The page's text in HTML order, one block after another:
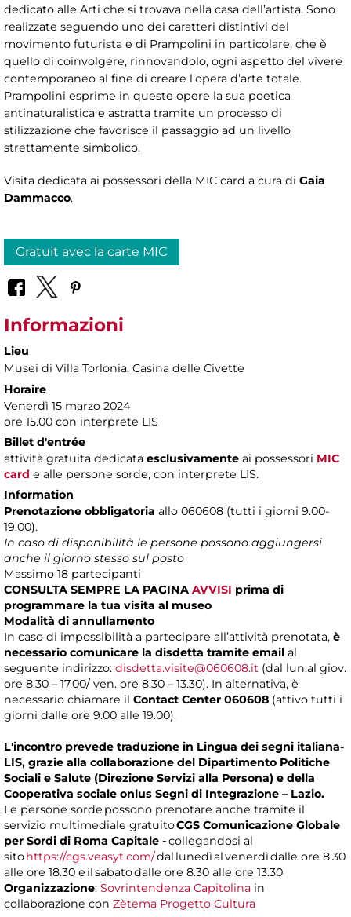
dedicato alle Arti che si trovava nella casa dell’artista. Sono
realizzate seguendo uno dei caratteri distintivi del
movimento futurista e di Prampolini in particolare, che è
quello di coinvolgere, rinnovandolo, ogni aspetto del vivere
contemporaneo al fine di creare l’opera d’arte totale.
Prampolini esprime in queste opere la sua poetica
antinaturalistica e astratta tramite un processo di
stilizzazione che favorisce il passaggio ad un livello
strettamente simbolico.
Visita dedicata ai possessori della MIC card a cura di Gaia
Dammacco.
Gratuit avec la carte MIC
Informazioni
Lieu
Musei di Villa Torlonia, Casina delle Civette
Horaire
Venerdì 15 marzo 2024
ore 15.00 con interprete LIS
Billet d'entrée
attività gratuita dedicata esclusivamente ai possessori MIC
card e alle persone sorde, con interprete LIS.
Information
Prenotazione obbligatoria allo 060608 (tutti i giorni 9.00-
19.00).
In caso di disponibilità le persone possono aggiungersi
anche il giorno stesso sul posto
Massimo 18 partecipanti
CONSULTA SEMPRE LA PAGINA AVVISI prima di
programmare la tua visita al museo
Modalità di annullamento
In caso di impossibilità a partecipare all’attività prenotata, è
necessario comunicare la disdetta tramite email al
seguente indirizzo: disdetta.visite@060608.it (dal lun.al giov.
ore 8.30 – 17.00/ ven. ore 8.30 – 13.30). In alternativa, è
necessario chiamare il Contact Center 060608 (attivo tutti i
giorni dalle ore 9.00 alle 19.00).
L'incontro prevede traduzione in Lingua dei segni italiana-
LIS, grazie alla collaborazione del Dipartimento Politiche
Sociali e Salute (Direzione Servizi alla Persona) e della
Cooperativa sociale onlus Segni di Integrazione – Lazio.
Le persone sorde possono prenotare anche tramite il
servizio multimediale gratuitoCGS Comunicazione Globale
per Sordi di Roma Capitale -collegandosi al
sitohttps://cgs.veasyt.com/dal lunedì al venerdì dalle ore 8.30
alle ore 18.30 e il sabato dalle ore 8.30 alle ore 13.30
Organizzazione: Sovrintendenza Capitolina in
collaborazione con Zètema Progetto Cultura